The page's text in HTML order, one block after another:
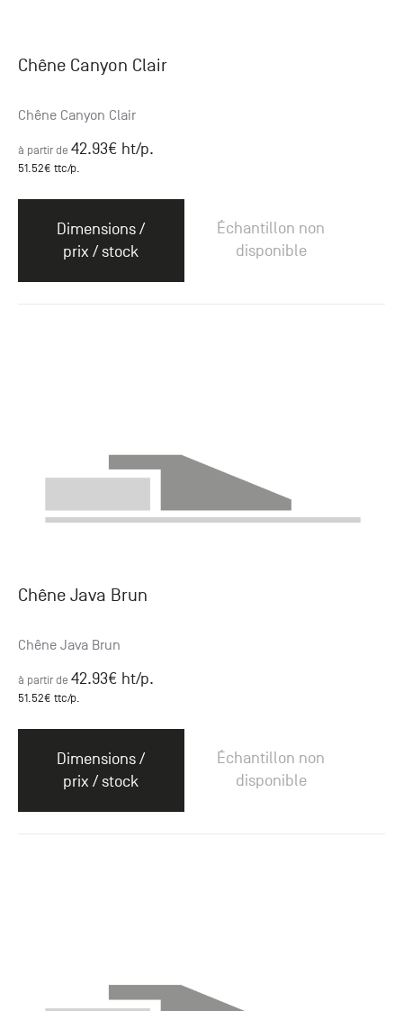
Chêne Canyon Clair
Chêne Canyon Clair
à partir de 42.93€ ht/p.
51.52€ ttc/p.
Dimensions /
prix / stock
Échantillon non
disponible
Chêne Java Brun
Chêne Java Brun
à partir de 42.93€ ht/p.
51.52€ ttc/p.
Dimensions /
prix / stock
Échantillon non
disponible